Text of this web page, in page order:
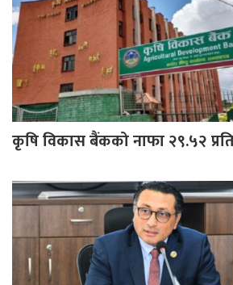
कृषि विकास बैंकको नाफा २९.५२